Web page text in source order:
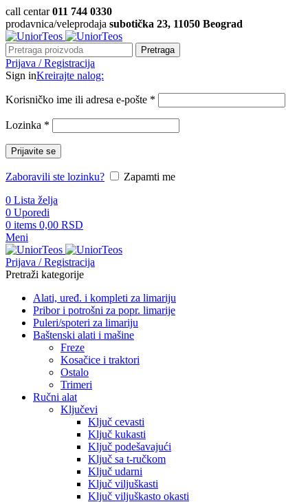
call centar011 744 0330
prodavnica/veleprodaja subotička 23, 11050 Beograd
Pretraga
Prijava / Registracija
Sign inKreirajte nalog:
Korisničko ime ili adresa e-pošte *
Lozinka *
Prijavite se
Zaboravili ste lozinku?
Zapamti me
0 Lista želja
0 Uporedi
0 items 0,00 RSD
Meni
Prijava / Registracija
Pretraži kategorije
Alati, uređ. i kompleti za limariju
Pribor i potrošni za popr. limarije
Puleri/spoteri za limariju
Baštenski alati i mašine
Freze
Kosačice i traktori
Ostalo
Trimeri
Ručni alat
Ključevi
Ključ cevasti
Ključ kukasti
Ključ podešavajući
Ključ sa t-ručkom
Ključ udarni
Ključ viljuškasti
Ključ viljuškasto okasti